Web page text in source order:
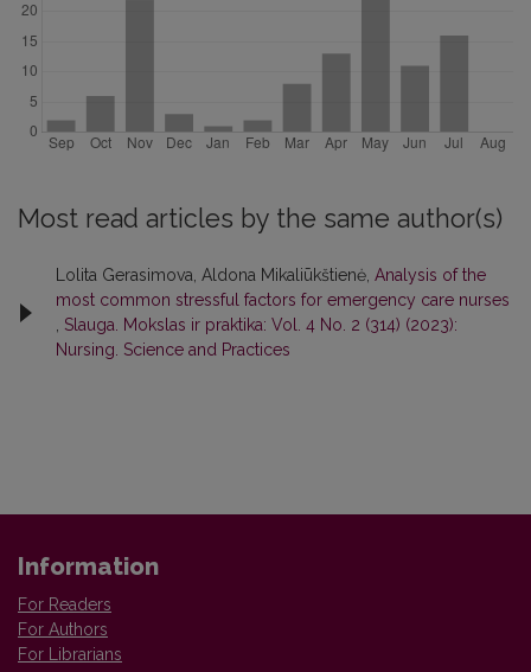
Most read articles by the same author(s)
Lolita Gerasimova, Aldona Mikaliūkštienė, Analysis of the
most common stressful factors for emergency care nurses
Slauga. Mokslas ir praktika: Vol. 4 No. 2 (314) (2023):
Nursing. Science and Practices
Information
For Readers
For Authors
For Librarians